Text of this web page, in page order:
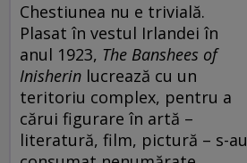
Chestiunea nu e trivială.
Plasat în vestul Irlandei în
anul 1923, The Banshees of
Inisherin lucrează cu un
teritoriu complex, pentru a
cărui figurare în artă –
literatură, film, pictură – s-au